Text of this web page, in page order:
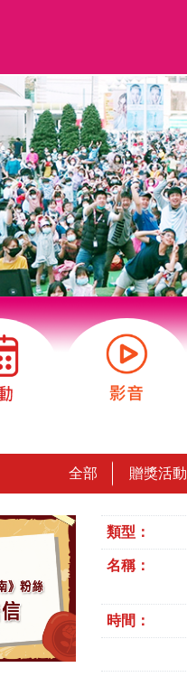
全部 贈獎活動
類型：
名稱：
時間：